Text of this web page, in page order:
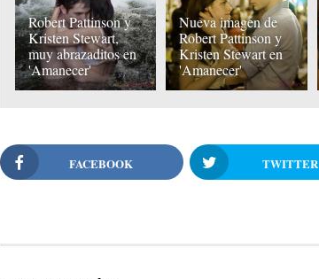
Robert Pattinson y
Kristen Stewart,
muy abrazaditos en
'Amanecer'
Nueva imagen de
Robert Pattinson y
Kristen Stewart en
'Amanecer'
FACEBOOK TWITTER